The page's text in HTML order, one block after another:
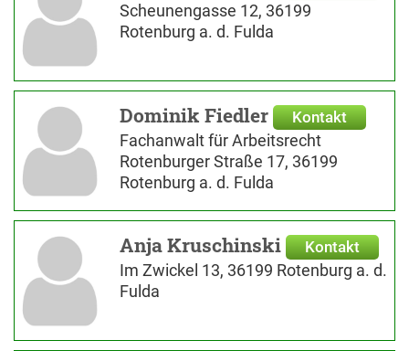
Scheunengasse 12, 36199
Rotenburg a. d. Fulda
Dominik Fiedler Kontakt
Fachanwalt für Arbeitsrecht
Rotenburger Straße 17, 36199
Rotenburg a. d. Fulda
Anja Kruschinski Kontakt
Im Zwickel 13, 36199 Rotenburg a. d.
Fulda